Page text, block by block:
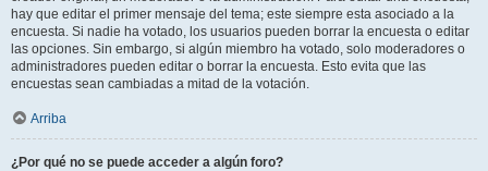
hay que editar el primer mensaje del tema; este siempre esta asociado a la
encuesta. Si nadie ha votado, los usuarios pueden borrar la encuesta o editar
las opciones. Sin embargo, si algún miembro ha votado, solo moderadores o
administradores pueden editar o borrar la encuesta. Esto evita que las
encuestas sean cambiadas a mitad de la votación.
Arriba
¿Por qué no se puede acceder a algún foro?